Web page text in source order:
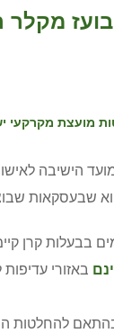
מועצת מקרקעי
בבעלות קרן
באזורי